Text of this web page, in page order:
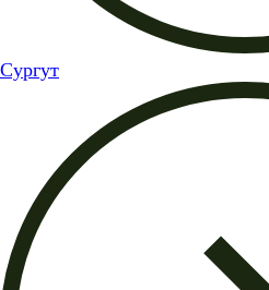
Сургут